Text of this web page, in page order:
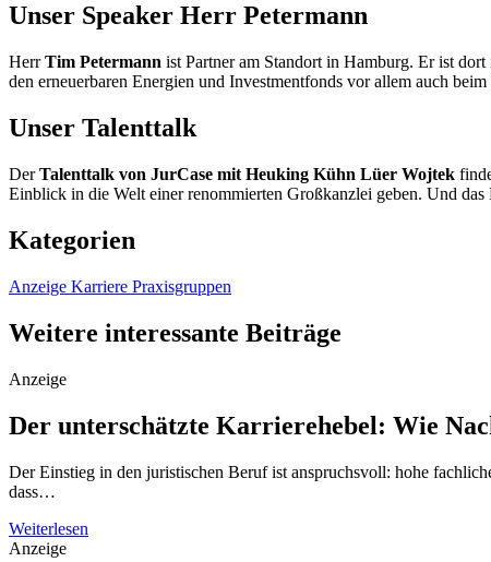
Unser Speaker Herr Petermann
HerrTim Petermann ist Partner am Standort in Hamburg. Er ist
den erneuerbaren Energien und Investmentfonds vor allem auch
Unser Talenttalk
DerTalenttalk von JurCase mit Heuking Kühn Lüer Wojtek
Einblick in die Welt einer renommierten Großkanzlei geben. Und das
Kategorien
Anzeige Karriere Praxisgruppen
Weitere interessante Beiträge
Anzeige
Der unterschätzte Karrierehebel: Wie
Der Einstieg in den juristischen Beruf ist anspruchsvoll: hohe
dass…
Weiterlesen
Anzeige